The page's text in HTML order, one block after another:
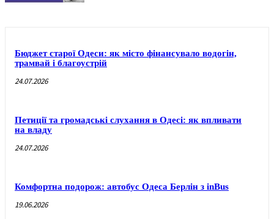
Бюджет старої Одеси: як місто фінансувало водогін,
трамвай і благоустрій
24.07.2026
Петиції та громадські слухання в Одесі: як впливати
на владу
24.07.2026
Комфортна подорож: автобус Одеса Берлін з inBus
19.06.2026